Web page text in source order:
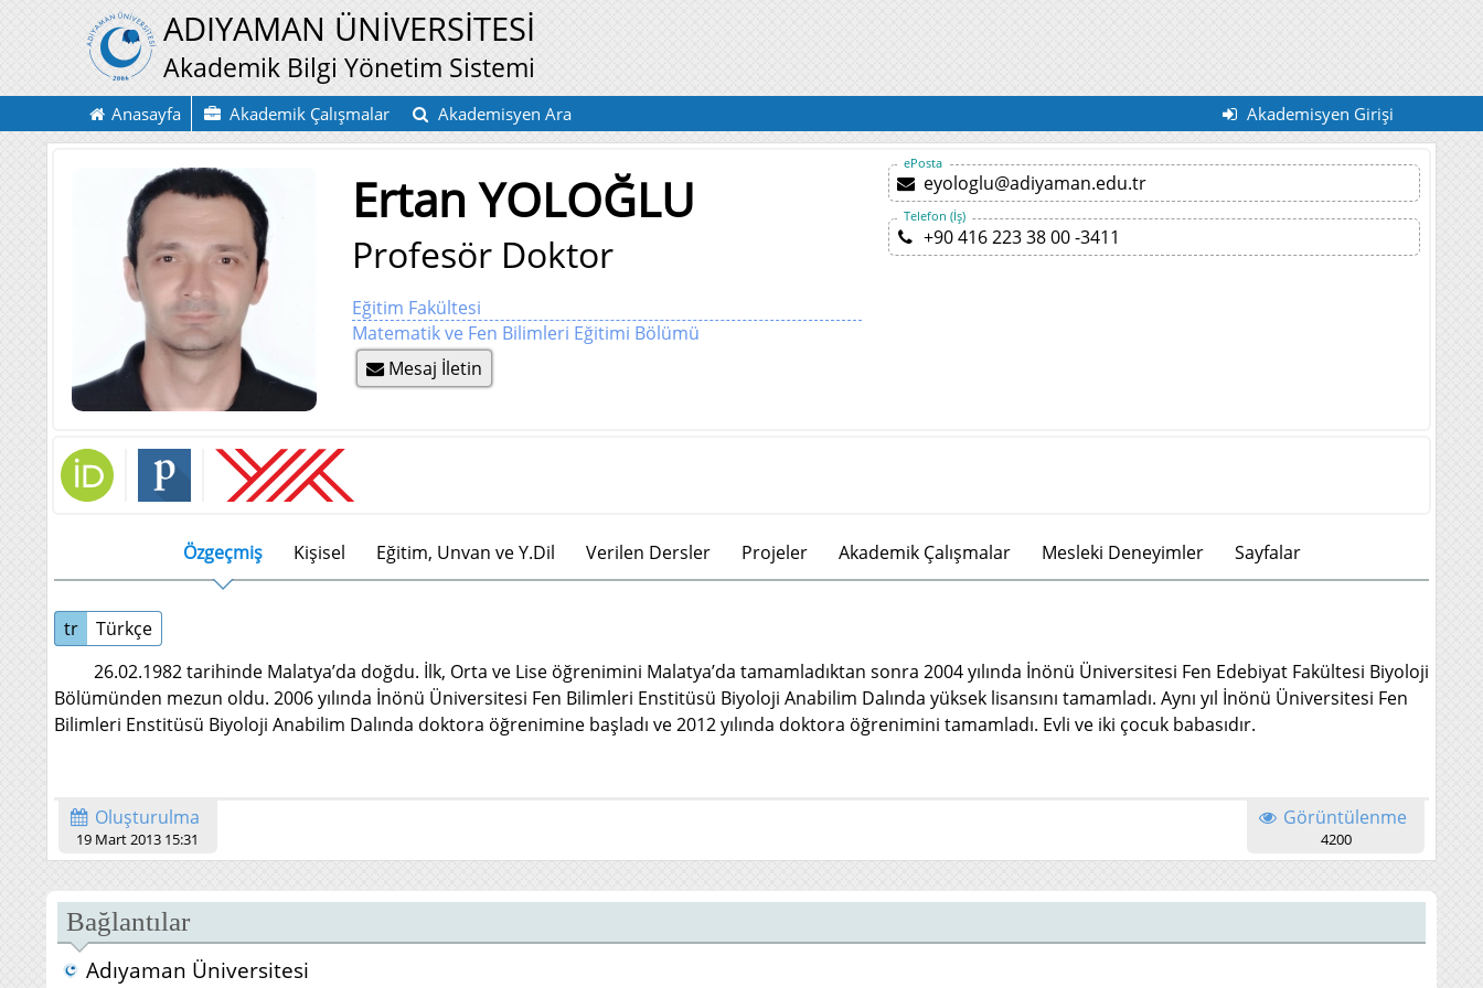
ADIYAMAN ÜNİVERSİTESİ
Akademik Bilgi Yönetim Sistemi
Anasayfa Akademik Çalışmalar Akademisyen Ara Akademisyen Girişi
Ertan YOLOĞLU
Profesör Doktor
Eğitim Fakültesi
Matematik ve Fen Bilimleri Eğitimi Bölümü
Mesaj İletin
ePosta
eyologlu@adiyaman.edu.tr
Telefon (İş)
+90 416 223 38 00 -3411
Özgeçmiş Kişisel Eğitim, Unvan ve Y.Dil Verilen Dersler Projeler Akademik Çalışmalar Mesleki Deneyimler Sayfalar
tr
Türkçe
26.02.1982 tarihinde Malatya’da doğdu. İlk, Orta ve Lise öğrenimini Malatya’da tamamladıktan sonra 2004 yılında İnönü Üniversitesi Fen Edebiyat Fakültesi Biyoloji
Bölümünden mezun oldu. 2006 yılında İnönü Üniversitesi Fen Bilimleri Enstitüsü Biyoloji Anabilim Dalında yüksek lisansını tamamladı. Aynı yıl İnönü Üniversitesi Fen
Bilimleri Enstitüsü Biyoloji Anabilim Dalında doktora öğrenimine başladı ve 2012 yılında doktora öğrenimini tamamladı. Evli ve iki çocuk babasıdır.
Oluşturulma
19 Mart 2013 15:31
Görüntülenme
4200
Bağlantılar
Adıyaman Üniversitesi